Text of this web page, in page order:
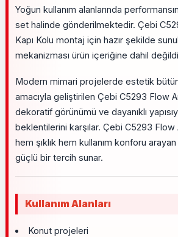
Yoğun kullanım alanlarında
set halinde gönderilmektedir. Çebi
Kapı Kolu montaj için hazır şekilde
mekanizması ürün içeriğine dahil
Modern mimari projelerde estetik
amacıyla geliştirilen Çebi C5293 Flow
dekoratif görünümü ve dayanıklı
beklentilerini karşılar. Çebi C5293 Flow
hem şıklık hem kullanım konforu arayan
güçlü bir tercih sunar.
Kullanım Alanları
Konut projeleri